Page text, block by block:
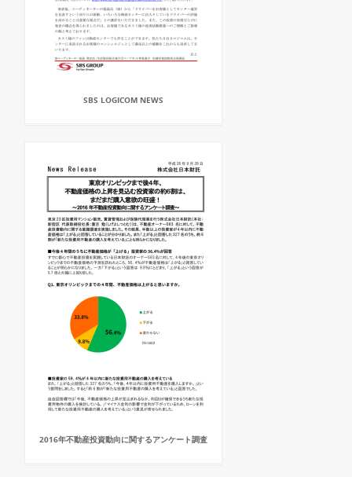
SBS LOGICOM NEWS
2016年不動産投資動向に関するアンケート調査